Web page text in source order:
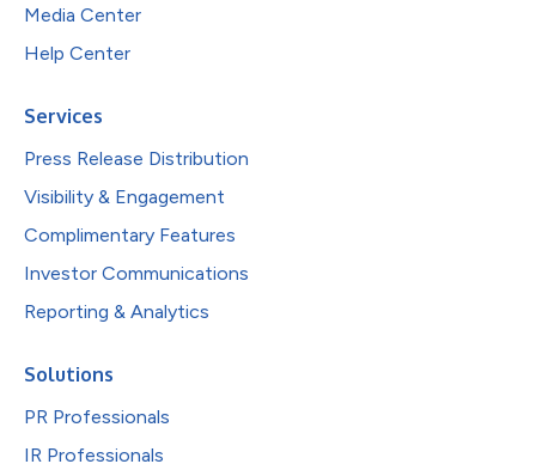
Media Center
Help Center
Services
Press Release Distribution
Visibility & Engagement
Complimentary Features
Investor Communications
Reporting & Analytics
Solutions
PR Professionals
IR Professionals